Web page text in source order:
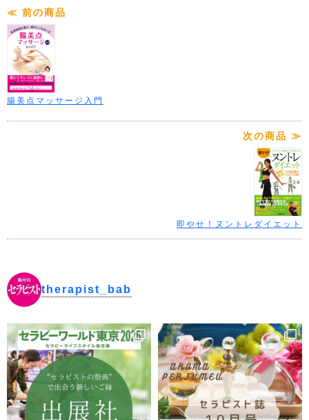
≪ 前の商品
腸美点マッサージ入門
次の商品 ≫
即やせ！ヌントレダイエット
therapist_bab